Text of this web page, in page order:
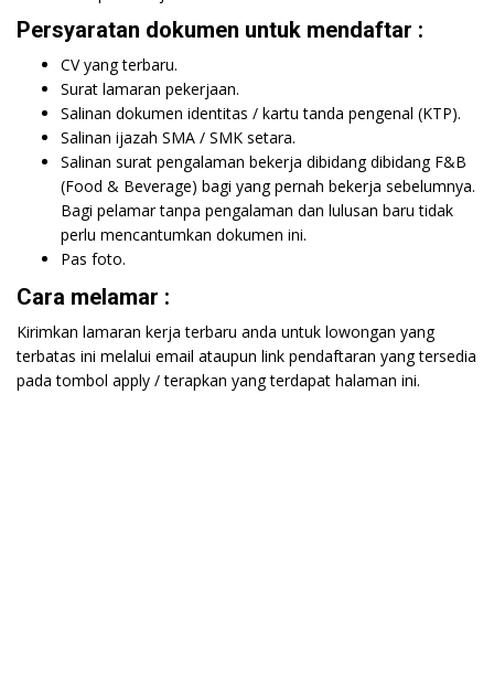
Persyaratan dokumen untuk mendaftar :
CV yang terbaru.
Surat lamaran pekerjaan.
Salinan dokumen identitas / kartu tanda pengenal (KTP).
Salinan ijazah SMA / SMK setara.
Salinan surat pengalaman bekerja dibidang dibidang F&B
(Food & Beverage) bagi yang pernah bekerja sebelumnya.
Bagi pelamar tanpa pengalaman dan lulusan baru tidak
perlu mencantumkan dokumen ini.
Pas foto.
Cara melamar :
Kirimkan lamaran kerja terbaru anda untuk lowongan yang
terbatas ini melalui email ataupun link pendaftaran yang tersedia
pada tombol apply / terapkan yang terdapat halaman ini.